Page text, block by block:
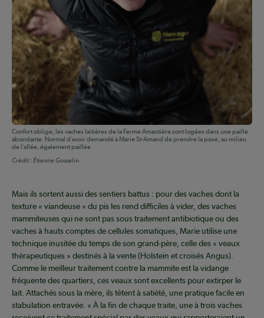
Confort oblige, les vaches laitières de la Ferme Amantière sont logées dans une paille
abondante. Normal d’avoir demandé à Marie St-Amand de prendre la pose, au milieu
de l’allée, également paillée
Crédit :Étienne Gosselin
Mais ils sortent aussi des sentiers battus : pour des vaches dont la
texture « viandeuse » du pis les rend difficiles à vider, des vaches
mammiteuses qui ne sont pas sous traitement antibiotique ou des
vaches à hauts comptes de cellules somatiques, Marie utilise une
technique inusitée du temps de son grand-père, celle des « veaux
thérapeutiques » destinés à la vente (Holstein et croisés Angus).
Comme le meilleur traitement contre la mammite est la vidange
fréquente des quartiers, ces veaux sont excellents pour extirper le
lait. Attachés sous la mère, ils tètent à satiété, une pratique facile en
stabulation entravée. « À la fin de chaque traite, une à trois vaches